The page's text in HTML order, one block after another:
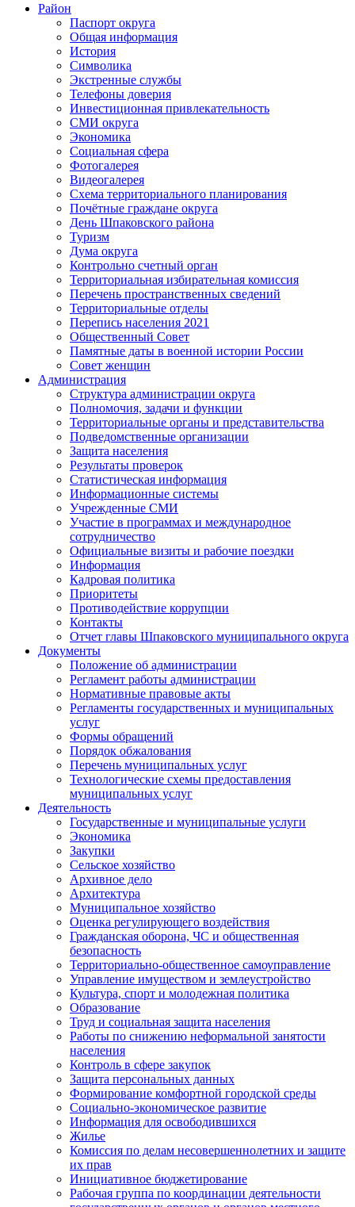
Район
Паспорт округа
Общая информация
История
Символика
Экстренные службы
Телефоны доверия
Инвестиционная привлекательность
СМИ округа
Экономика
Социальная сфера
Фотогалерея
Видеогалерея
Схема территориального планирования
Почётные граждане округа
День Шпаковского района
Туризм
Дума округа
Контрольно счетный орган
Территориальная избирательная комиссия
Перечень пространственных сведений
Территориальные отделы
Перепись населения 2021
Общественный Совет
Памятные даты в военной истории России
Совет женщин
Администрация
Структура администрации округа
Полномочия, задачи и функции
Территориальные органы и представительства
Подведомственные организации
Защита населения
Результаты проверок
Статистическая информация
Информационные системы
Учрежденные СМИ
Участие в программах и международное
сотрудничество
Официальные визиты и рабочие поездки
Информация
Кадровая политика
Приоритеты
Противодействие коррупции
Контакты
Отчет главы Шпаковского муниципального округа
Документы
Положение об администрации
Регламент работы администрации
Нормативные правовые акты
Регламенты государственных и муниципальных
услуг
Формы обращений
Порядок обжалования
Перечень муниципальных услуг
Технологические схемы предоставления
муниципальных услуг
Деятельность
Государственные и муниципальные услуги
Экономика
Закупки
Сельское хозяйство
Архивное дело
Архитектура
Муниципальное хозяйство
Оценка регулирующего воздействия
Гражданская оборона, ЧС и общественная
безопасность
Территориально-общественное самоуправление
Управление имуществом и землеустройство
Культура, спорт и молодежная политика
Образование
Труд и социальная защита населения
Работы по снижению неформальной занятости
населения
Контроль в сфере закупок
Защита персональных данных
Формирование комфортной городской среды
Социально-экономическое развитие
Информация для освободившихся
Жилье
Комиссия по делам несовершеннолетних и защите
их прав
Инициативное бюджетирование
Рабочая группа по координации деятельности